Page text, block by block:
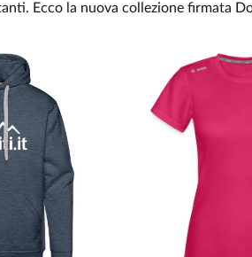
Ecco la nuova collezione firmata